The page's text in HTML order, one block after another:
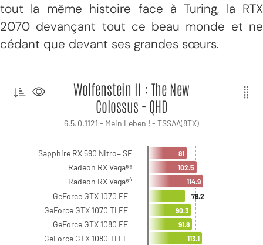
tout la même histoire face à Turing, la RTX
2070 devançant tout ce beau monde et ne
cédant que devant ses grandes sœurs.